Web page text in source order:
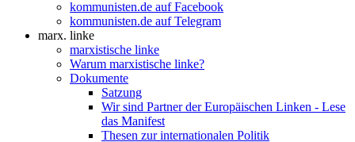
kommunisten.de auf Facebook
kommunisten.de auf Telegram
marx. linke
marxistische linke
Warum marxistische linke?
Dokumente
Satzung
Wir sind Partner der Europäischen Linken - Lese
das Manifest
Thesen zur internationalen Politik